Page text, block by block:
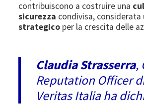
contribuiscono a costruire una
sicurezza condivisa,
strategico per la crescita delle
Claudia Strasserra,
Reputation Officer
Veritas Italia ha